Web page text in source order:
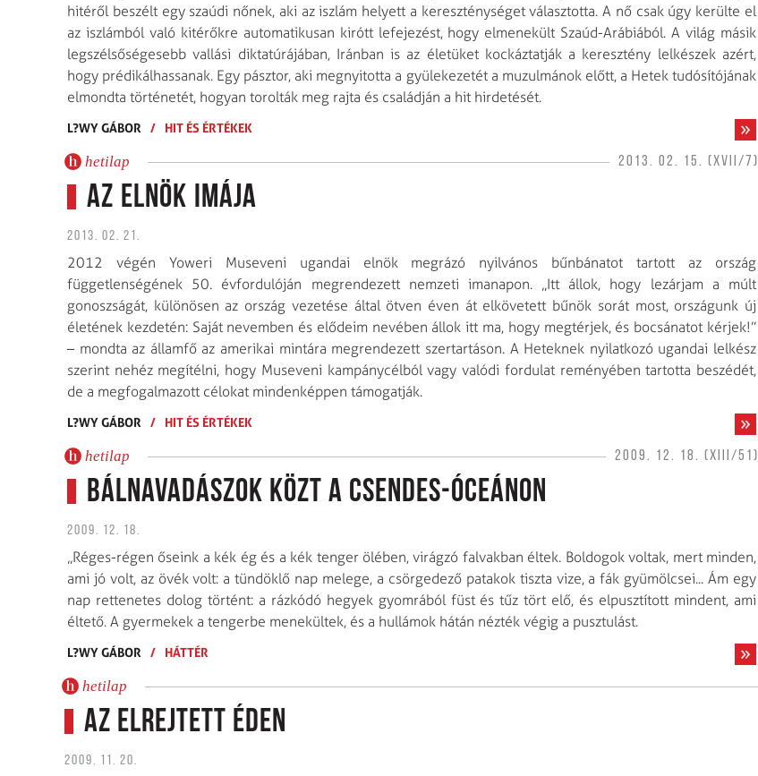
hitéről beszélt egy szaúdi nőnek, aki az iszlám helyett a kereszténységet választotta. A nő csak úgy kerülte el
az iszlámból való kitérőkre automatikusan kirótt lefejezést, hogy elmenekült Szaúd-Arábiából. A világ másik
legszélső­ségesebb vallási diktatúrájában, Iránban is az életüket kockáztatják a keresztény lelkészek azért,
hogy prédikálhassanak. Egy pásztor, aki megnyitotta a gyülekezetét a muzulmánok előtt, a Hetek tudósítójának
elmondta történetét, hogyan torolták meg rajta és családján a hit hirdetését.
L?WY GÁBOR / HIT ÉS ÉRTÉKEK
hetilap 2013. 02. 15. (XVII/7)
Az elnök imája
2013. 02. 21.
2012 végén Yoweri Museveni ugandai elnök megrázó nyilvános bűnbánatot tartott az ország
függetlenségének 50. évfordulóján megrendezett nemzeti imanapon. „Itt állok, hogy lezárjam a múlt
gonoszságát, különösen az ország vezetése által ötven éven át elkövetett bűnök sorát most, országunk új
életének kezdetén: Saját nevemben és elődeim nevében állok itt ma, hogy megtérjek, és bocsánatot kérjek!”
– mondta az államfő az amerikai mintára megrendezett szertartáson. A Heteknek nyilatkozó ugandai lelkész
szerint nehéz meg­ítélni, hogy Museveni kampánycélból vagy valódi fordulat reményében tartotta beszédét,
de a megfogalmazott célokat mindenképpen támogatják.
L?WY GÁBOR / HIT ÉS ÉRTÉKEK
hetilap 2009. 12. 18. (XIII/51)
Bálnavadászok közt a Csendes-óceánon
2009. 12. 18.
„Réges-régen őseink a kék ég és a kék tenger ölében, virágzó falvakban éltek. Boldogok voltak, mert minden,
ami jó volt, az övék volt: a tündöklő nap melege, a csörgedező patakok tiszta vize, a fák gyümölcsei... Ám egy
nap rettenetes dolog történt: a rázkódó hegyek gyomrából füst és tűz tört elő, és elpusztított mindent, ami
éltető. A gyermekek a tengerbe menekültek, és a hullámok hátán nézték végig a pusztulást.
L?WY GÁBOR / HÁTTÉR
hetilap
Az elrejtett éden
2009. 11. 20.